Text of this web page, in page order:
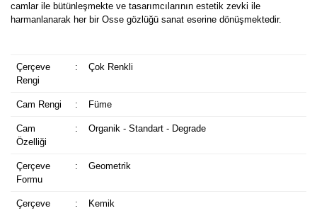
camlar ile bütünleşmekte ve tasarımcılarının estetik zevki ile
harmanlanarak her bir Osse gözlüğü sanat eserine dönüşmektedir.
Çerçeve
Rengi
: Çok Renkli
Cam Rengi : Füme
Cam
Özelliği
: Organik - Standart - Degrade
Çerçeve
Formu
: Geometrik
Çerçeve
: Kemik